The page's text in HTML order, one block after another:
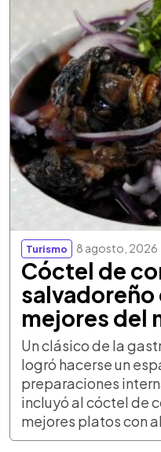
Turismo 8 agosto, 2026
Cóctel de
salvadoreño
mejores del
Un clásico de la
logró hacerse un
preparaciones
incluyó al cóctel de
mejores platos con